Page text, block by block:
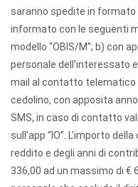
saranno spedite in formato
informato con le seguenti
modello “OBIS/M”; b) con
personale dell’interessato
mail al contatto telematico
cedolino, con apposita
SMS, in caso di contatto
sull’app “IO”. L’importo
reddito e degli anni di
336,00 ad un massimo di €